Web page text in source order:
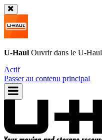
U-Haul Ouvrir dans le U-Haul
Actif
Passer au contenu principal